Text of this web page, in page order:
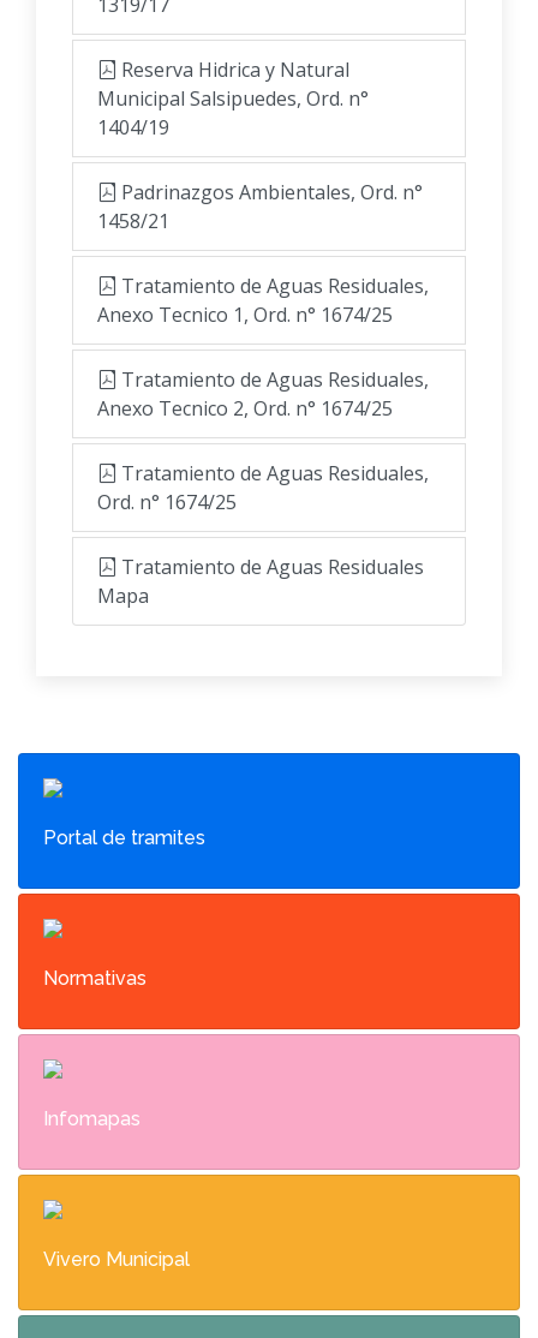
Reserva Hidrica y Natural
Municipal Salsipuedes, Ord. n°
1404/19
Padrinazgos Ambientales, Ord. n°
1458/21
Tratamiento de Aguas Residuales,
Anexo Tecnico 1, Ord. n° 1674/25
Tratamiento de Aguas Residuales,
Anexo Tecnico 2, Ord. n° 1674/25
Tratamiento de Aguas Residuales,
Ord. n° 1674/25
Tratamiento de Aguas Residuales
Mapa
Portal de tramites
Normativas
Infomapas
Vivero Municipal